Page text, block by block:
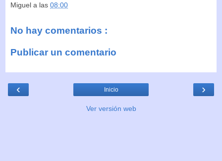
Miguel a las 08:00
No hay comentarios :
Publicar un comentario
‹ ›
Inicio
Ver versión web